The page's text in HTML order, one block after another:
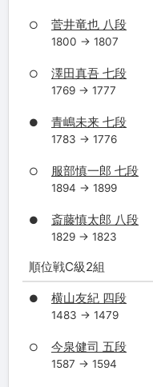
○ 菅井竜也 八段
1800 → 1807
○ 澤田真吾 七段
1769 → 1777
● 青嶋未来 七段
1783 → 1776
○ 服部慎一郎 七段
1894 → 1899
● 斎藤慎太郎 八段
1829 → 1823
順位戦C級2組
● 横山友紀 四段
1483 → 1479
○ 今泉健司 五段
1587 → 1594